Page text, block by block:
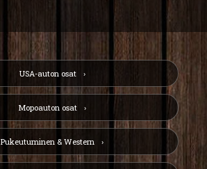
USA-auton osat
Mopoauton osat
Pukeutuminen & Western